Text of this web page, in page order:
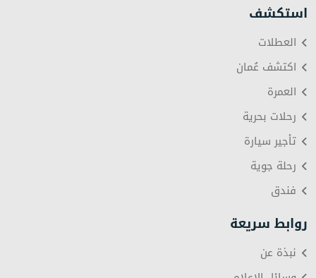
استكشف
العطلات
اكتشف عُمان
العمرة
رحلات بحرية
تأجير سيارة
رحلة جوية
فندق
روابط سريعة
نبذة عن